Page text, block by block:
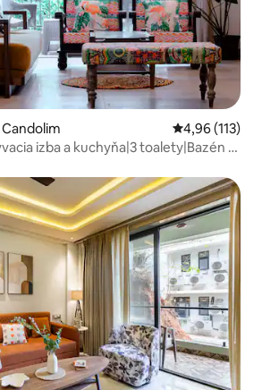
Priemerné
4,96 (113)
izba a kuchyňa|3 toalety|Bazén |